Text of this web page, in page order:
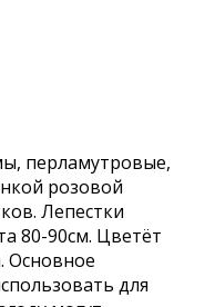
перламутровые,
розовой
Лепестки
80-90см. Цветёт
Основное
для